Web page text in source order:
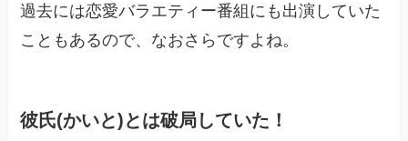
過去には恋愛バラエティー番組にも出演していた
こともあるので、なおさらですよね。
彼氏(かいと)とは破局していた！